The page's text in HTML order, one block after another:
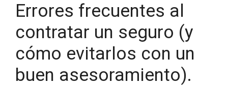
Errores frecuentes al
contratar un seguro (y
cómo evitarlos con un
buen asesoramiento).